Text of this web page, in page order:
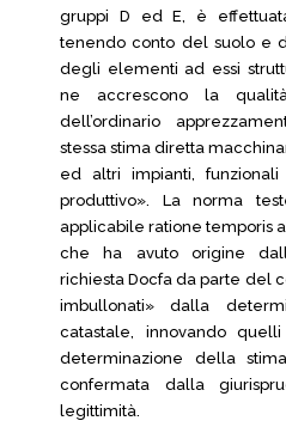
gruppi D ed E, è
tenendo conto del suolo e
degli elementi ad essi
ne accrescono la
dell’ordinario
stessa stima diretta
ed altri impianti,
produttivo». La norma
applicabile ratione temporis
che ha avuto origine
richiesta Docfa da parte del
imbullonati» dalla
catastale, innovando
determinazione della
confermata dalla
legittimità.